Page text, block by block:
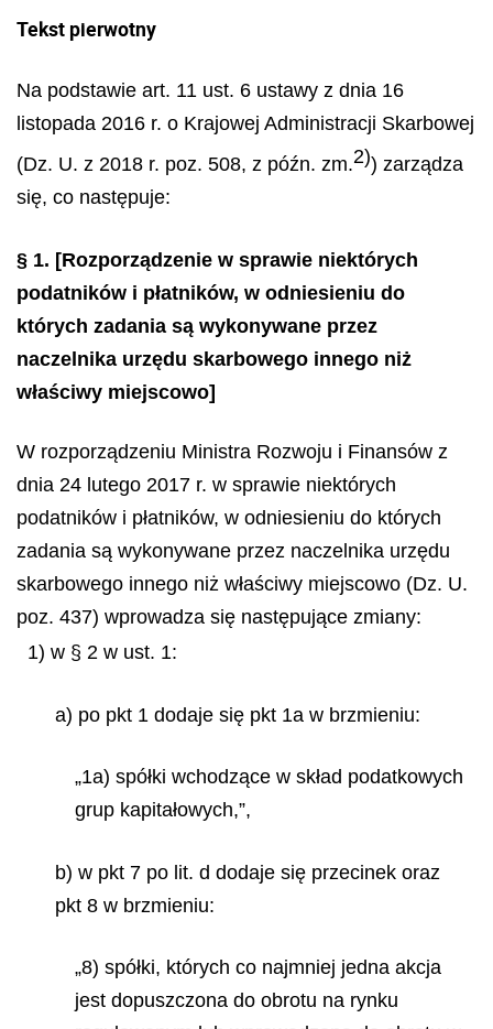
Tekst pierwotny
Na podstawie art. 11 ust. 6 ustawy z dnia 16
listopada 2016 r. o Krajowej Administracji Skarbowej
(Dz. U. z 2018 r. poz. 508, z późn. zm.2)) zarządza
się, co następuje:
§ 1. [Rozporządzenie w sprawie niektórych
podatników i płatników, w odniesieniu do
których zadania są wykonywane przez
naczelnika urzędu skarbowego innego niż
właściwy miejscowo]
W rozporządzeniu Ministra Rozwoju i Finansów z
dnia 24 lutego 2017 r. w sprawie niektórych
podatników i płatników, w odniesieniu do których
zadania są wykonywane przez naczelnika urzędu
skarbowego innego niż właściwy miejscowo (Dz. U.
poz. 437) wprowadza się następujące zmiany:
1) w § 2 w ust. 1:
a) po pkt 1 dodaje się pkt 1a w brzmieniu:
„1a) spółki wchodzące w skład podatkowych
grup kapitałowych,”,
b) w pkt 7 po lit. d dodaje się przecinek oraz
pkt 8 w brzmieniu:
„8) spółki, których co najmniej jedna akcja
jest dopuszczona do obrotu na rynku